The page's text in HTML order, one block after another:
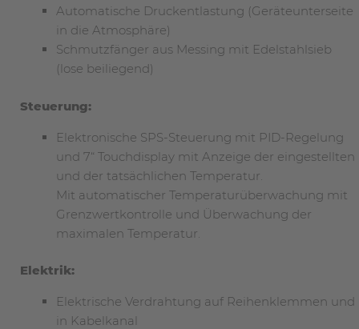
Automatische Druckentlastung (Geräteunterseite
in die Atmosphäre)
Schmutzfänger aus Messing mit Edelstahlsieb
(lose beiliegend)
Steuerung:
Elektronische SPS-Steuerung mit PID-Regelung
und 7“ Touchdisplay mit Anzeige der eingestellten
und der tatsächlichen Temperatur.
Mit automatischer Temperaturüberwachung mit
Grenzwertkontrolle und Überwachung der
maximalen Temperatur.
Elektrik:
Elektrische Verdrahtung auf Reihenklemmen und
in Kabelkanal